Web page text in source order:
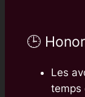
🕒
Les
temps